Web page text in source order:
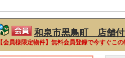
和泉市黒鳥町 店舗付
【会員様限定物件】無料会員登録で今すぐこ